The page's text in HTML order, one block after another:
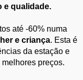
e qualidade.
até -60% numa
e criança. Esta é
da estação e
preços.